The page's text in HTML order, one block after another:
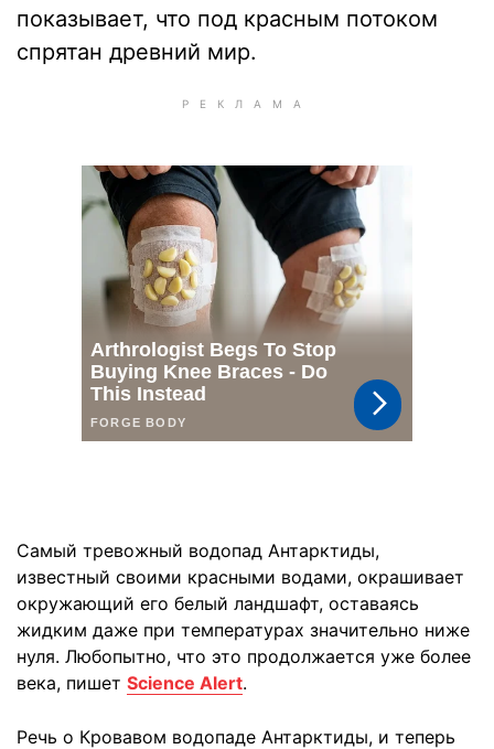
показывает, что под красным потоком
спрятан древний мир.
Самый тревожный водопад Антарктиды,
известный своими красными водами, окрашивает
окружающий его белый ландшафт, оставаясь
жидким даже при температурах значительно ниже
нуля. Любопытно, что это продолжается уже более
века, пишет Science Alert.
Речь о Кровавом водопаде Антарктиды, и теперь